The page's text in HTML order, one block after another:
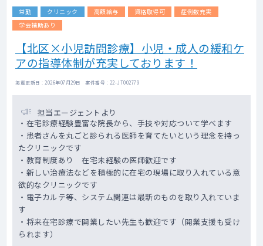
常勤 クリニック 高額給与 資格取得可
症例数充実
学会補助あり
【北区×小児訪問診療】小児・成人の緩和ケ
アの指導体制が充実しております！
掲載更新日 : 2026年07月29日 案件番号 : 22-JT002779
担当エージェントより
・在宅診療経験豊富な院長から、手技や対応ついて学べます
・患者さんを丸ごと診られる医師を育てたいという理念を持っ
たクリニックです
・教育制度あり 在宅未経験の医師歓迎です
・新しい治療法などを積極的に在宅の現場に取り入れている意
欲的なクリニックです
・電子カルテ等、システム関連は最新のものを取り入れていま
す
・将来在宅診療で開業したい先生も歓迎です（開業支援も受け
られます）